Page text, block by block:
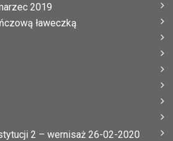
2019
ławeczką
2 – wernisaż 26-02-2020